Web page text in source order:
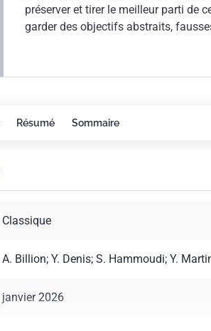
préserver et tirer le meilleur parti de
garder des objectifs abstraits,
informations vaguement
profondément, les auteurs sont
entourent.Au-delà des calculs de
souhaitable, efficiente et globalement
Résumé Sommaire
Classique
A. Billion; Y. Denis; S. Hammoudi; Y.
janvier 2026